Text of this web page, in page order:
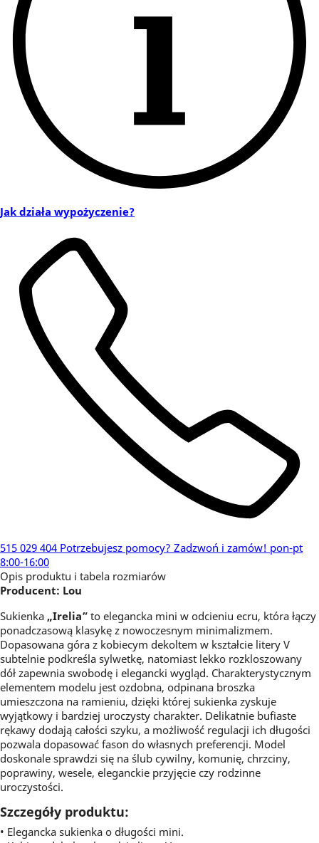
Jak działa wypożyczenie?
515 029 404 Potrzebujesz pomocy? Zadzwoń i zamów! pon-pt
8:00-16:00
Opis produktu i tabela rozmiarów
Producent: Lou
Sukienka „Irelia” to elegancka mini w odcieniu ecru, która łączy
ponadczasową klasykę z nowoczesnym minimalizmem.
Dopasowana góra z kobiecym dekoltem w kształcie litery V
subtelnie podkreśla sylwetkę, natomiast lekko rozkloszowany
dół zapewnia swobodę i elegancki wygląd. Charakterystycznym
elementem modelu jest ozdobna, odpinana broszka
umieszczona na ramieniu, dzięki której sukienka zyskuje
wyjątkowy i bardziej uroczysty charakter. Delikatnie bufiaste
rękawy dodają całości szyku, a możliwość regulacji ich długości
pozwala dopasować fason do własnych preferencji. Model
doskonale sprawdzi się na ślub cywilny, komunię, chrzciny,
poprawiny, wesele, eleganckie przyjęcie czy rodzinne
uroczystości.
Szczegóły produktu:
• Elegancka sukienka o długości mini.